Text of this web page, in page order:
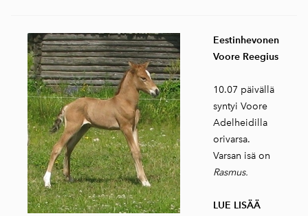
Eestinhevonen
Voore Reegius
10.07 päivällä
syntyi Voore
Adelheidilla
orivarsa.
Varsan isä on
Rasmus.
LUE LISÄÄ